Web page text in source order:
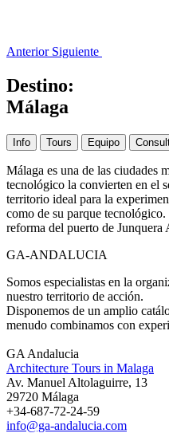
Anterior Siguiente
Destino:
Málaga
Info Tours Equipo
Málaga es una de las ciudades
tecnológico la convierten en el
territorio ideal para la
como de su parque
reforma del puerto de
GA-ANDALUCIA
Somos especialistas en la
nuestro territorio de acción.
Disponemos de un amplio
menudo combinamos con
GA Andalucia
Architecture Tours in Malaga
Av. Manuel Altolaguirre, 13
29720 Málaga
+34-687-72-24-59
info@ga-andalucia.com